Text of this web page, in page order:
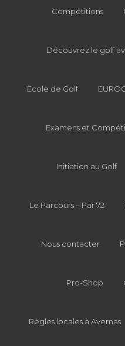
Compétitions
Découvrez le golf
Ecole de Golf
Examens et
Initiation au Golf
Le Parcours – Par 72
Nous contacter
Pro-Shop
Règles locales à Avernas